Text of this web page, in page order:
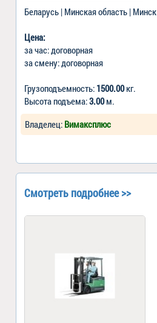
Беларусь | Минская область | Минск
Цена:
за час: договорная
за смену: договорная
Грузоподъемность: 1500.00кг.
Высота подъема:3.00м.
Владелец: Вимаксплюс
Смотреть подробнее >>